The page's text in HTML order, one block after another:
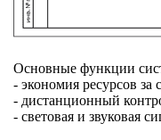
Основные функции
- экономия ресурсов за
- дистанционный
- световая и звуковая